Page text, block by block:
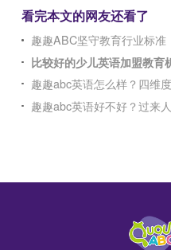
看完本文的网友还看了
趣趣ABC坚守教育行业标准
比较好的少儿英语加盟教育
趣趣abc英语怎么样？四维
趣趣abc英语好不好？过来